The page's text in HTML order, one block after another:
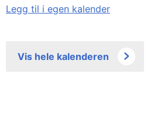
Legg til i egen kalender
Vis hele kalenderen